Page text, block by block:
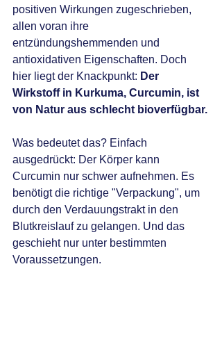
positiven Wirkungen zugeschrieben,
allen voran ihre
entzündungshemmenden und
antioxidativen Eigenschaften. Doch
hier liegt der Knackpunkt: Der
Wirkstoff in Kurkuma, Curcumin, ist
von Natur aus schlecht bioverfügbar.
Was bedeutet das? Einfach
ausgedrückt: Der Körper kann
Curcumin nur schwer aufnehmen. Es
benötigt die richtige "Verpackung", um
durch den Verdauungstrakt in den
Blutkreislauf zu gelangen. Und das
geschieht nur unter bestimmten
Voraussetzungen.